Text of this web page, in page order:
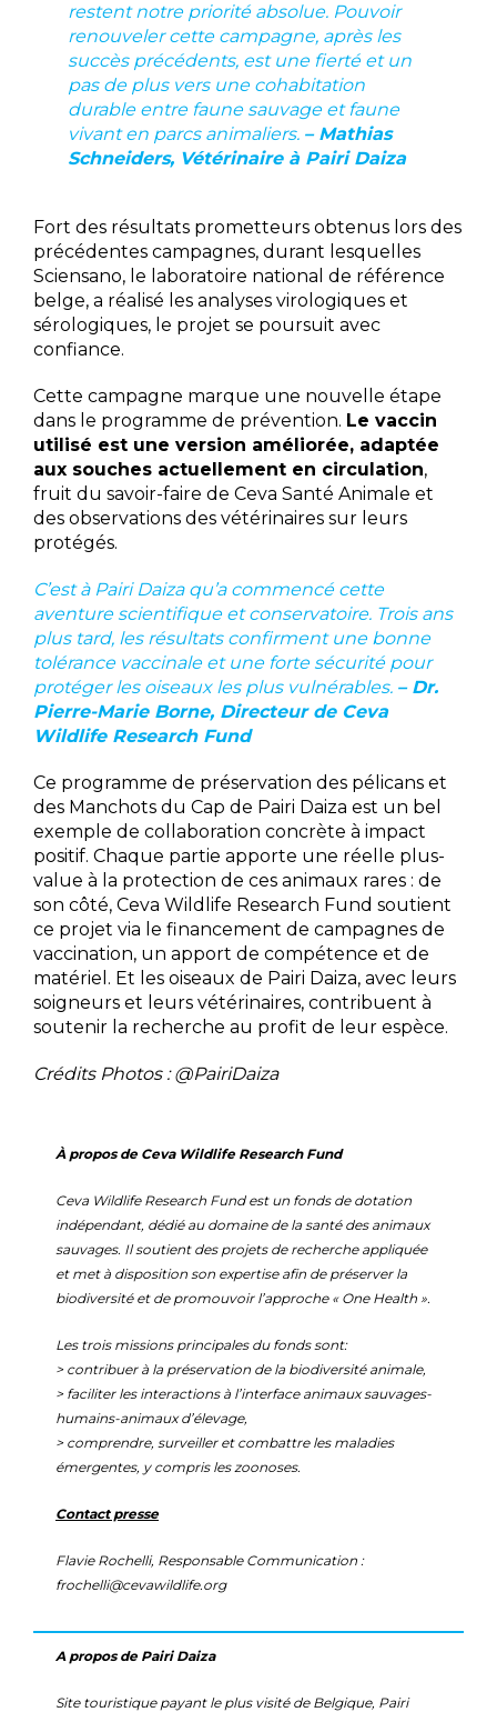
restent notre priorité absolue. Pouvoir
renouveler cette campagne, après les
succès précédents, est une fierté et un
pas de plus vers une cohabitation
durable entre faune sauvage et faune
vivant en parcs animaliers. – Mathias
Schneiders, Vétérinaire à Pairi Daiza
Fort des résultats prometteurs obtenus lors des
précédentes campagnes, durant lesquelles
Sciensano, le laboratoire national de référence
belge, a réalisé les analyses virologiques et
sérologiques, le projet se poursuit avec
confiance.
Cette campagne marque une nouvelle étape
dans le programme de prévention. Le vaccin
utilisé est une version améliorée, adaptée
aux souches actuellement en circulation,
fruit du savoir-faire de Ceva Santé Animale et
des observations des vétérinaires sur leurs
protégés.
C’est à Pairi Daiza qu’a commencé cette
aventure scientifique et conservatoire. Trois ans
plus tard, les résultats confirment une bonne
tolérance vaccinale et une forte sécurité pour
protéger les oiseaux les plus vulnérables. – Dr.
Pierre-Marie Borne, Directeur de Ceva
Wildlife Research Fund
Ce programme de préservation des pélicans et
des Manchots du Cap de Pairi Daiza est un bel
exemple de collaboration concrète à impact
positif. Chaque partie apporte une réelle plus-
value à la protection de ces animaux rares : de
son côté, Ceva Wildlife Research Fund soutient
ce projet via le financement de campagnes de
vaccination, un apport de compétence et de
matériel. Et les oiseaux de Pairi Daiza, avec leurs
soigneurs et leurs vétérinaires, contribuent à
soutenir la recherche au profit de leur espèce.
Crédits Photos : @PairiDaiza
À propos de Ceva Wildlife Research Fund
Ceva Wildlife Research Fund est un fonds de dotation
indépendant, dédié au domaine de la santé des animaux
sauvages. Il soutient des projets de recherche appliquée
et met à disposition son expertise afin de préserver la
biodiversité et de promouvoir l’approche « One Health ».
Les trois missions principales du fonds sont:
> contribuer à la préservation de la biodiversité animale,
> faciliter les interactions à l’interface animaux sauvages-
humains-animaux d’élevage,
> comprendre, surveiller et combattre les maladies
émergentes, y compris les zoonoses.
Contact presse
Flavie Rochelli, Responsable Communication :
frochelli@cevawildlife.org
A propos de Pairi Daiza
Site touristique payant le plus visité de Belgique, Pairi